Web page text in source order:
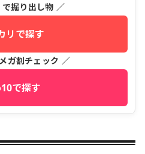
掘り出し物 ／
リで探す
ガ割チェック ／
で探す